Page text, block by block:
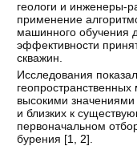
геологи и инженеры-
применение
машинного обучения
эффективности
скважин.
Исследования
высокими
и близких к
первоначальном
бурения [1 2].